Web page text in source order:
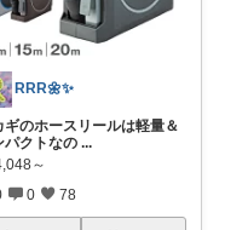
RRR🌼✨
ギのホースリールは軽量＆
パクトなの ...
～
0 78